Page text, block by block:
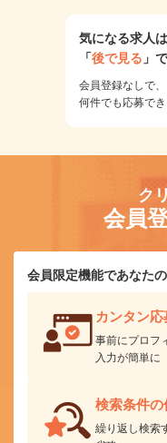
気になる求人は
「後で見る 」
会員登録なしで、
何件でも応募でき
ク
会員
会員限定機能であなた
カンタン応
事前にプロフ
入力が簡単に
検索条件の
繰り返し検索